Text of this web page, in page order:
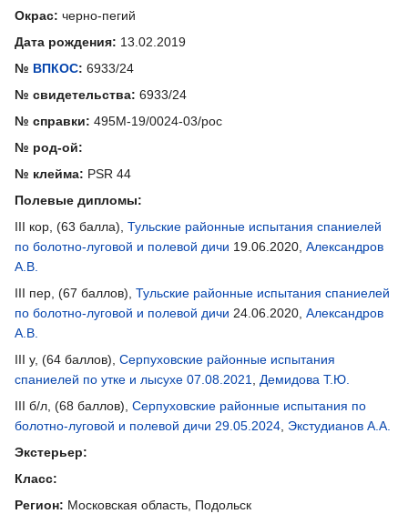
Окрас: черно-пегий
Дата рождения: 13.02.2019
№ ВПКОС: 6933/24
№ свидетельства: 6933/24
№ справки: 495М-19/0024-03/рос
№ род-ой:
№ клейма: PSR 44
Полевые дипломы:
III кор, (63 балла), Тульские районные испытания спаниелей
по болотно-луговой и полевой дичи 19.06.2020, Александров
А.В.
III пер, (67 баллов), Тульские районные испытания спаниелей
по болотно-луговой и полевой дичи 24.06.2020, Александров
А.В.
III у, (64 баллов), Серпуховские районные испытания
спаниелей по утке и лысухе 07.08.2021
Демидова Т.Ю.
III б/л, (68 баллов), Серпуховские районные испытания по
болотно-луговой и полевой дичи 29.05.2024 Экстудианов А.А.
Экстерьер:
Класс:
Регион: Московская область, Подольск